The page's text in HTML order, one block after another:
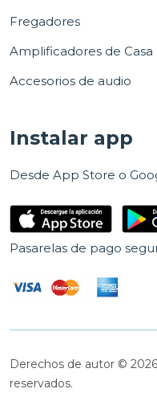
Fregadores
Amplificadores de Casa
Accesorios de audio
Instalar app
Desde App Store o
Pasarelas de pago
Derechos de autor ©
reservados.